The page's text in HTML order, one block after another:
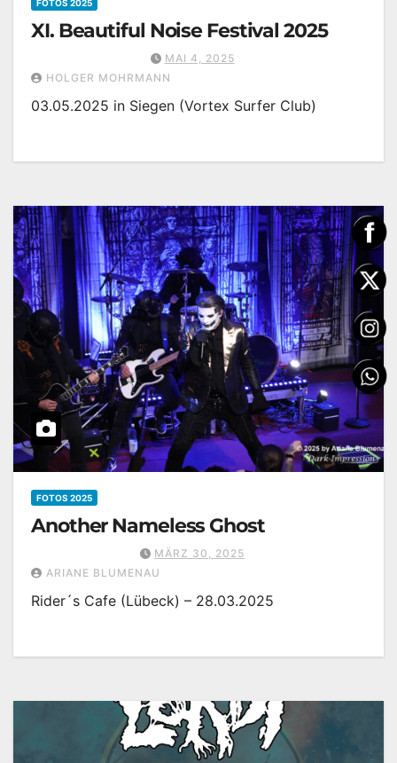
FOTOS 2025
XI. Beautiful Noise Festival 2025
MAI 4, 2025
HOLGER MOHRMANN
03.05.2025 in Siegen (Vortex Surfer Club)
FOTOS 2025
Another Nameless Ghost
MÄRZ 30, 2025
ARIANE BLUMENAU
Rider´s Cafe (Lübeck) – 28.03.2025